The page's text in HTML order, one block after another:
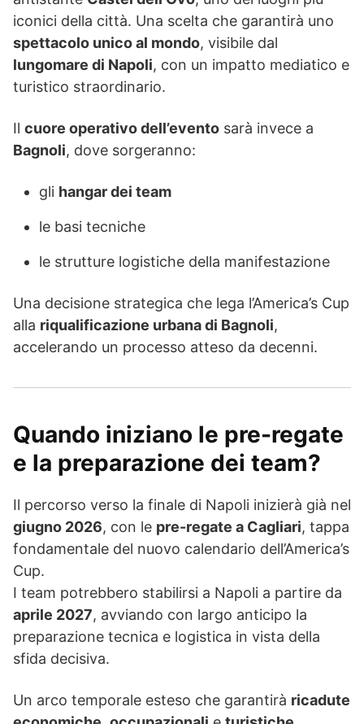
iconici della città. Una scelta che garantirà uno
spettacolo unico al mondo, visibile dal
lungomare di Napoli, con un impatto mediatico e
turistico straordinario.
Il cuore operativo dell’evento sarà invece a
Bagnoli, dove sorgeranno:
gli hangar dei team
le basi tecniche
le strutture logistiche della manifestazione
Una decisione strategica che lega l’America’s Cup
alla riqualificazione urbana di Bagnoli,
accelerando un processo atteso da decenni.
Quando iniziano le pre-regate
e la preparazione dei team?
Il percorso verso la finale di Napoli inizierà già nel
giugno 2026, con le pre-regate a Cagliari, tappa
fondamentale del nuovo calendario dell’America’s
Cup.
I team potrebbero stabilirsi a Napoli a partire da
aprile 2027, avviando con largo anticipo la
preparazione tecnica e logistica in vista della
sfida decisiva.
Un arco temporale esteso che garantirà ricadute